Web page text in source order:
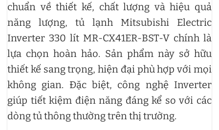
chuẩn về thiết kế, chất lượng và hiệu quả
năng lượng, tủ lạnh Mitsubishi Electric
Inverter 330 lít MR-CX41ER-BST-V chính là
lựa chọn hoàn hảo. Sản phẩm này sở hữu
thiết kế sang trọng, hiện đại phù hợp với mọi
không gian. Đặc biệt, công nghệ Inverter
giúp tiết kiệm điện năng đáng kể so với các
dòng tủ thông thường trên thị trường.